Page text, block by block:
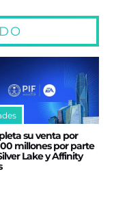
su venta por
millones por parte
Lake y Affinity